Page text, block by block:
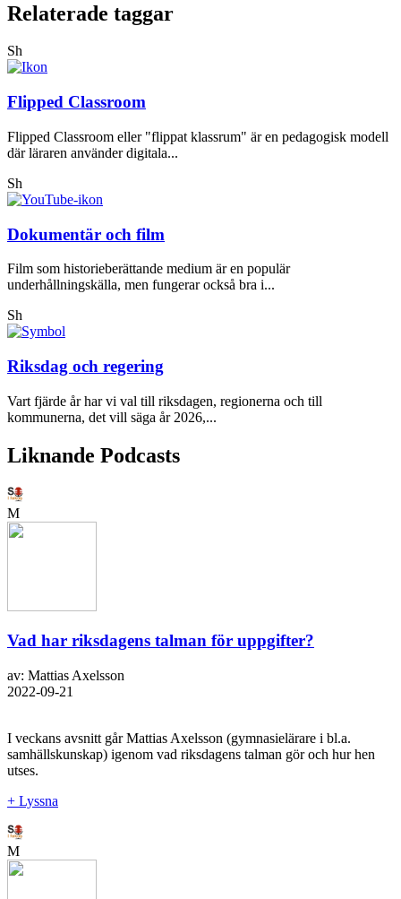
Relaterade taggar
Sh
Flipped Classroom
Flipped Classroom eller "flippat klassrum" är en pedagogisk modell
där läraren använder digitala...
Sh
Dokumentär och film
Film som historieberättande medium är en populär
underhållningskälla, men fungerar också bra i...
Sh
Riksdag och regering
Vart fjärde år har vi val till riksdagen, regionerna och till
kommunerna, det vill säga år 2026,...
Liknande Podcasts
M
Vad har riksdagens talman för uppgifter?
av: Mattias Axelsson
2022-09-21
I veckans avsnitt går Mattias Axelsson (gymnasielärare i bl.a.
samhällskunskap) igenom vad riksdagens talman gör och hur hen
utses.
+ Lyssna
M